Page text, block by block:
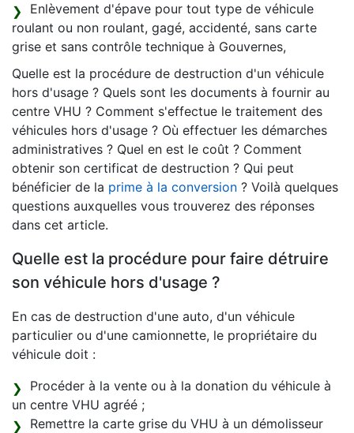
Enlèvement d'épave pour tout type de véhicule
roulant ou non roulant, gagé, accidenté, sans carte
grise et sans contrôle technique à Gouvernes,
Quelle est la procédure de destruction d'un véhicule
hors d'usage ? Quels sont les documents à fournir au
centre VHU ? Comment s'effectue le traitement des
véhicules hors d'usage ? Où effectuer les démarches
administratives ? Quel en est le coût ? Comment
obtenir son certificat de destruction ? Qui peut
bénéficier de la prime à la conversion ? Voilà quelques
questions auxquelles vous trouverez des réponses
dans cet article.
Quelle est la procédure pour faire détruire
son véhicule hors d'usage ?
En cas de destruction d'une auto, d'un véhicule
particulier ou d'une camionnette, le propriétaire du
véhicule doit :
Procéder à la vente ou à la donation du véhicule à
un centre VHU agréé ;
Remettre la carte grise du VHU à un démolisseur